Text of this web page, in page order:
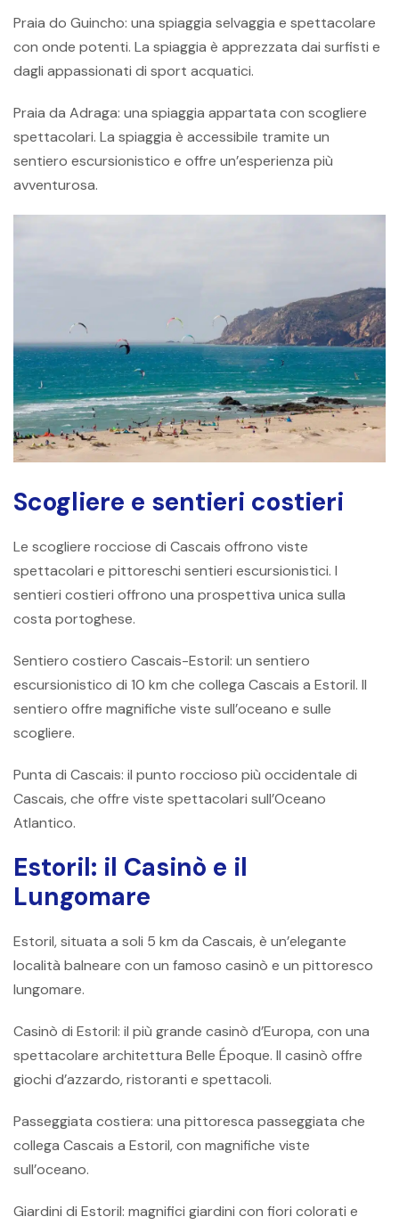
Praia do Guincho: una spiaggia selvaggia e spettacolare
con onde potenti. La spiaggia è apprezzata dai surfisti e
dagli appassionati di sport acquatici.
Praia da Adraga: una spiaggia appartata con scogliere
spettacolari. La spiaggia è accessibile tramite un
sentiero escursionistico e offre un’esperienza più
avventurosa.
Scogliere e sentieri costieri
Le scogliere rocciose di Cascais offrono viste
spettacolari e pittoreschi sentieri escursionistici. I
sentieri costieri offrono una prospettiva unica sulla
costa portoghese.
Sentiero costiero Cascais-Estoril: un sentiero
escursionistico di 10 km che collega Cascais a Estoril. Il
sentiero offre magnifiche viste sull’oceano e sulle
scogliere.
Punta di Cascais: il punto roccioso più occidentale di
Cascais, che offre viste spettacolari sull’Oceano
Atlantico.
Estoril: il Casinò e il
Lungomare
Estoril, situata a soli 5 km da Cascais, è un’elegante
località balneare con un famoso casinò e un pittoresco
lungomare.
Casinò di Estoril: il più grande casinò d’Europa, con una
spettacolare architettura Belle Époque. Il casinò offre
giochi d’azzardo, ristoranti e spettacoli.
Passeggiata costiera: una pittoresca passeggiata che
collega Cascais a Estoril, con magnifiche viste
sull’oceano.
Giardini di Estoril: magnifici giardini con fiori colorati e